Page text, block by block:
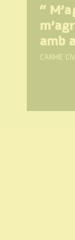
“
amb
CARME